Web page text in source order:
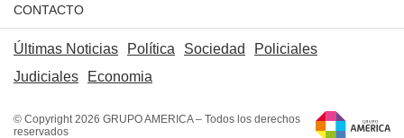
CONTACTO
Últimas Noticias Política Sociedad
Policiales
Judiciales
Economia
© Copyright 2026 GRUPO AMERICA – Todos los derechos
reservados